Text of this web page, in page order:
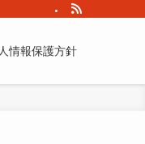
情報保護方針